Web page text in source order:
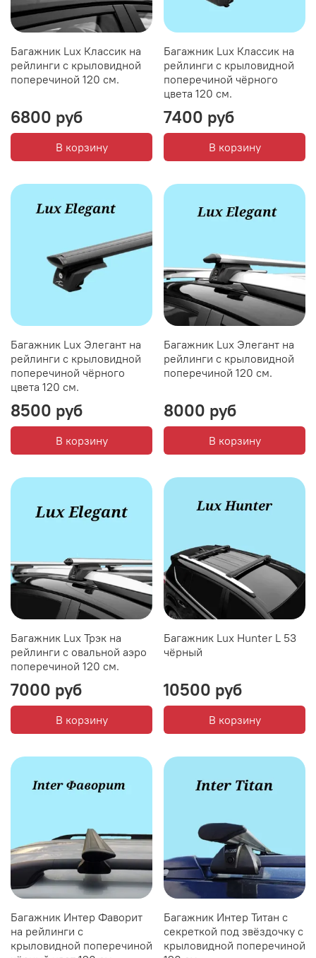
Багажник Lux Классик на
рейлинги с крыловидной
поперечиной 120 см.
6800 руб
В корзину
Багажник Lux Классик на
рейлинги с крыловидной
поперечиной чёрного
цвета 120 см.
7400 руб
В корзину
Багажник Lux Элегант на
рейлинги с крыловидной
поперечиной чёрного
цвета 120 см.
8500 руб
В корзину
Багажник Lux Элегант на
рейлинги с крыловидной
поперечиной 120 см.
8000 руб
В корзину
Багажник Lux Трэк на
рейлинги с овальной аэро
поперечиной 120 см.
7000 руб
В корзину
Багажник Lux Hunter L 53
чёрный
10500 руб
В корзину
Багажник Интер Фаворит
на рейлинги с
крыловидной поперечиной
Багажник Интер Титан с
секреткой под звёздочку с
крыловидной поперечиной